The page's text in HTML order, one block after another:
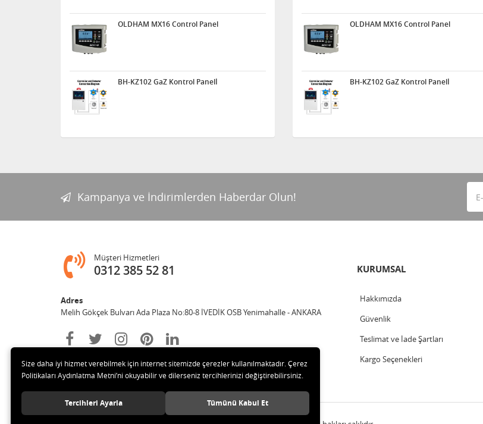
OLDHAM MX16 Control Panel
BH-KZ102 GaZ Kontrol Panelİ
OLDHAM MX16 Control Panel
BH-KZ102 GaZ Kontrol Panelİ
Kampanya ve İndirimlerden Haberdar Olun!
Müşteri Hizmetleri
0312 385 52 81
Adres
Melih Gökçek Bulvarı Ada Plaza No:80-8 İVEDİK OSB Yenimahalle - ANKARA
KURUMSAL
Hakkımızda
Güvenlik
Teslimat ve İade Şartları
Kargo Seçenekleri
Size daha iyi hizmet verebilmek için internet sitemizde çerezler kullanılmaktadır. Çerez
Politikaları Aydınlatma Metni’ni okuyabilir ve dilerseniz tercihlerinizi değiştirebilirsiniz.
Tercihleri Ayarla Tümünü Kabul Et